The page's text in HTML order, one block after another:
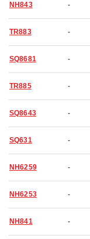
NH843 -
TR883 -
SQ8681 -
TR885 -
SQ8643 -
SQ631 -
NH6259 -
NH6253 -
NH841 -